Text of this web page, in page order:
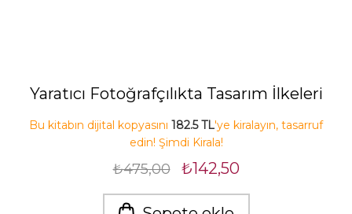
Yaratıcı Fotoğrafçılıkta Tasarım İlkeleri
Bu kitabın dijital kopyasını 182.5 TL'ye kiralayın, tasarruf
edin! Şimdi Kirala!
₺475,00 ₺142,50